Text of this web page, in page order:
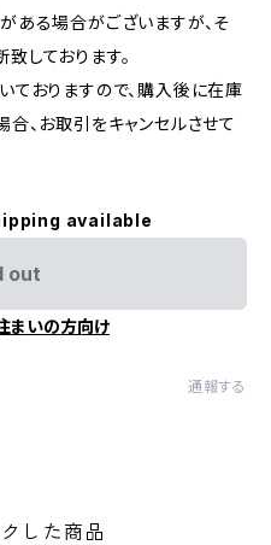
ある場合がございますが、そ
しております。
ておりますので、購入後に在庫
、お取引をキャンセルさせて
available
out
まいの方向け
通報する
した商品